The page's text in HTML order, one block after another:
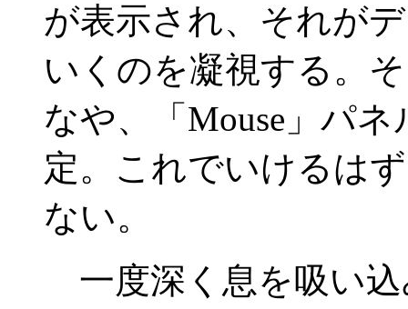
が表示され、それが
いくのを凝視する。
なや、「Mouse」パ
定。これでいけるは
ない。
一度深く息を吸い